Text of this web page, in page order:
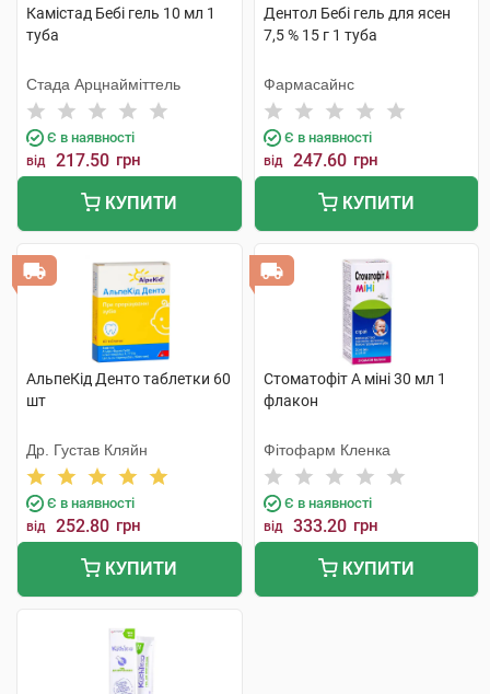
Камістад Бебі гель 10 мл 1
туба
Стада Арцнайміттель
Є в наявності
від 217.50 грн
КУПИТИ
Дентол Бебі гель для ясен
7,5 % 15 г 1 туба
Фармасайнс
Є в наявності
від 247.60 грн
КУПИТИ
АльпеКід Денто таблетки 60
шт
Др. Густав Кляйн
Є в наявності
від 252.80 грн
КУПИТИ
Стоматофіт А міні 30 мл 1
флакон
Фітофарм Кленка
Є в наявності
від 333.20 грн
КУПИТИ